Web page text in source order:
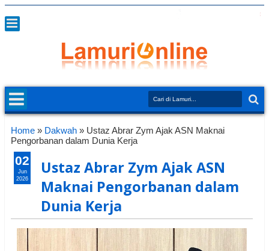
Home » Dakwah » Ustaz Abrar Zym Ajak ASN Maknai
Pengorbanan dalam Dunia Kerja
Ustaz Abrar Zym Ajak ASN
Maknai Pengorbanan dalam
Dunia Kerja
02
Jun
2026